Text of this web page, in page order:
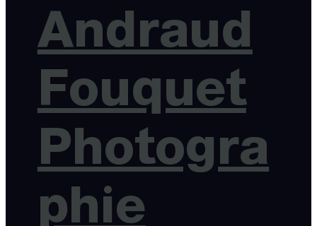
Andraud
Fouquet
Photogra
phie